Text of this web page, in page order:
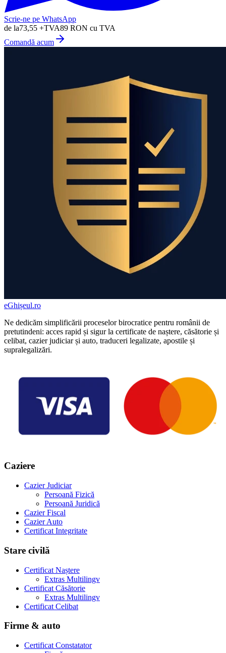
Scrie-ne pe WhatsApp
de la73,55 +TVA89 RON cu TVA
Comandă acum
eGhișeul.ro
Ne dedicăm simplificării proceselor birocratice pentru românii de
pretutindeni: acces rapid și sigur la certificate de naștere, căsătorie și
celibat, cazier judiciar și auto, traduceri legalizate, apostile și
supralegalizări.
Caziere
Cazier Judiciar
Persoană Fizică
Persoană Juridică
Cazier Fiscal
Cazier Auto
Certificat Integritate
Stare civilă
Certificat Naștere
Extras Multilingv
Certificat Căsătorie
Extras Multilingv
Certificat Celibat
Firme & auto
Certificat Constatator